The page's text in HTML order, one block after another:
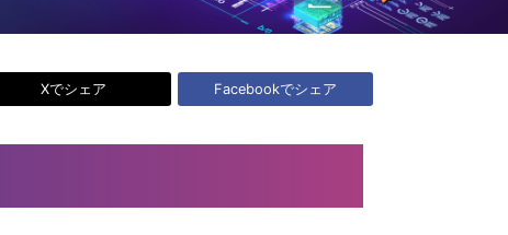
Xでシェア Facebookでシェア